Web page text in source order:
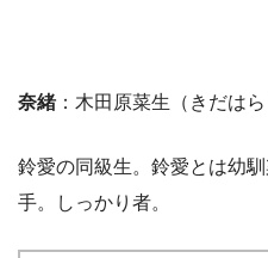
奈緒 ：木田原菜生（きだは
鈴愛の同級生。鈴愛とは幼
手。しっかり者。